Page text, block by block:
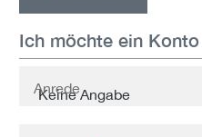
Ich möchte ein
Persönliche
Anrede